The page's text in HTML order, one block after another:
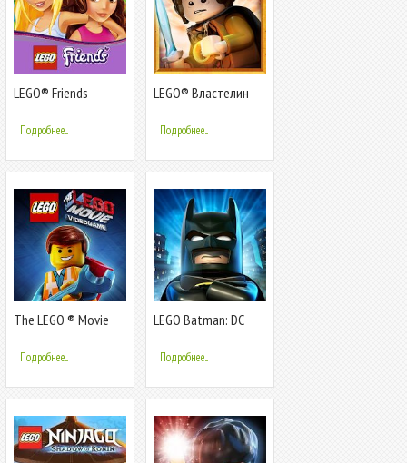
LEGO® Friends
Подробнее...
LEGO® Властелин
Подробнее...
The LEGO ® Movie
Подробнее...
LEGO Batman: DC
Подробнее...